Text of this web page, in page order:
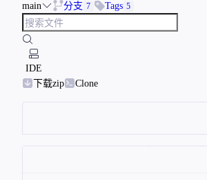
main 分支 7 Tags 5
IDE
下载zip
Clone